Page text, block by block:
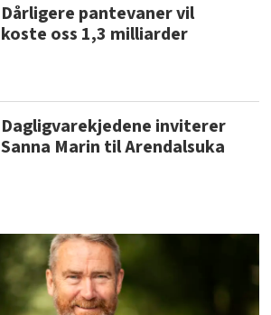
Dårligere pantevaner vil
koste oss 1,3 milliarder
Dagligvarekjedene inviterer
Sanna Marin til Arendalsuka